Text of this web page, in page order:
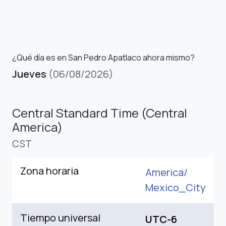
¿Qué día es en San Pedro Apatlaco ahora mismo?
Jueves (06/08/2026)
Central Standard Time (Central
America)
CST
Zona horaria
America/
Mexico_City
Tiempo universal
UTC-6